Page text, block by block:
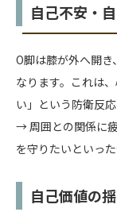
自己不安・
O脚は膝が外へ開
なります。これは
い」という防衛反
→ 周囲との関係に
を守りたいといっ
自己価値の